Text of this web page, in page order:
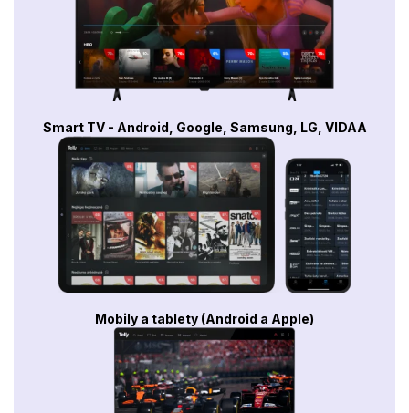
Smart TV - Android, Google, Samsung, LG, VIDAA
Mobily a tablety (Android a Apple)